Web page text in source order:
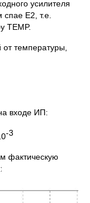
усилителя
E2, т.е.
TEMP.
температуры,
входе ИП:
-3
фактическую